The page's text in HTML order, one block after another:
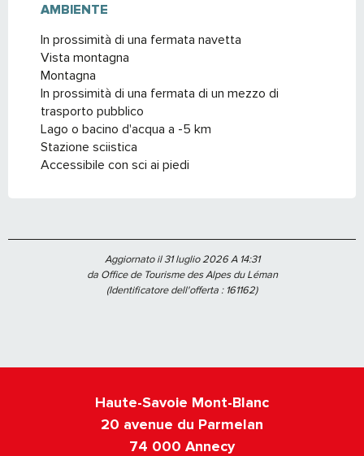
AMBIENTE
AMBIENTE
In prossimità di una fermata navetta
Vista montagna
Montagna
In prossimità di una fermata di un mezzo di
trasporto pubblico
Lago o bacino d'acqua a -5 km
Stazione sciistica
Accessibile con sci ai piedi
Aggiornato il 31 luglio 2026 A 14:31
da Office de Tourisme des Alpes du Léman
(Identificatore dell'offerta : 161162)
Haute-Savoie Mont-Blanc
20 avenue du Parmelan
74 000 Annecy